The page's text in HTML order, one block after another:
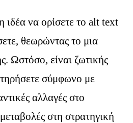
ιδέα να ορίσετε το alt text
θεωρώντας το μια
Ωστόσο, είναι ζωτικής
σύμφωνο με
αλλαγές στο
στη στρατηγική